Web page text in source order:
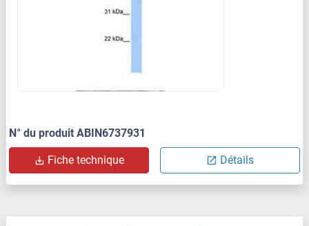
N° du produit ABIN6737931
Fiche technique Détails